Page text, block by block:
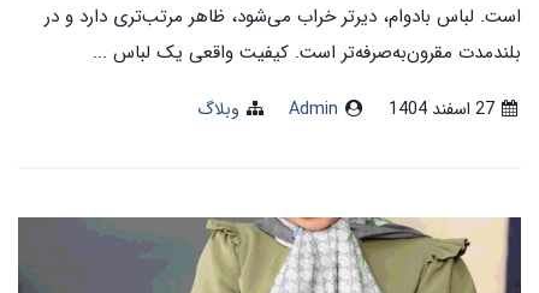
است. لباس بادوام، دیرتر خراب می‌شود، ظاهر مرتب‌تری دارد و در
بلندمدت مقرون‌به‌صرفه‌تر است. کیفیت واقعی یک لباس ...
27 اسفند 1404 Admin وبلاگ